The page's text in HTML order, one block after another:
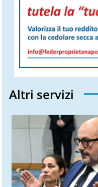
Altri servizi